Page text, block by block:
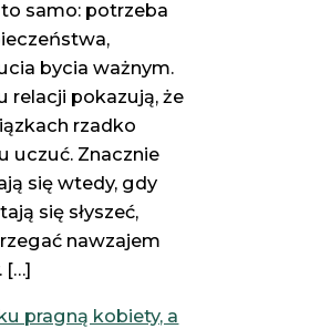
samo: potrzeba
bycia ważnym.
relacji pokazują, że
rzadko
uczuć. Znacznie
się wtedy, gdy
się słyszeć,
nawzajem
[…]
pragną kobiety, a